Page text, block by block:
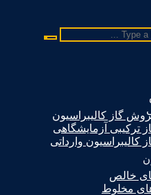
گاز کالیبراسیون
ترکیبی آزمایشگاهی
کالیبراسیون وارداتی
خالص
مخلوط